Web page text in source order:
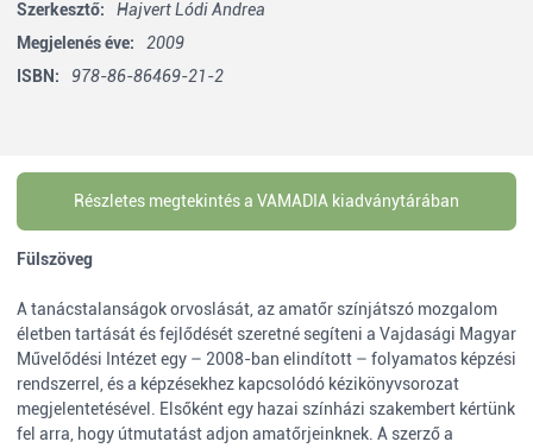
Szerkesztő:
Hajvert Lódi Andrea
Megjelenés éve:
2009
ISBN:
978-86-86469-21-2
Részletes megtekintés a VAMADIA kiadványtárában
Fülszöveg
A tanácstalanságok orvoslását, az amatőr színjátszó mozgalom
életben tartását és fejlődését szeretné segíteni a Vajdasági Magyar
Művelődési Intézet egy – 2008-ban elindított – folyamatos képzési
rendszerrel, és a képzésekhez kapcsolódó kézikönyvsorozat
megjelentetésével. Elsőként egy hazai színházi szakembert kértünk
fel arra, hogy útmutatást adjon amatőrjeinknek. A szerző a